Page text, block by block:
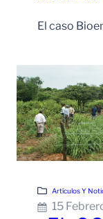
El caso
Artículos Y
15